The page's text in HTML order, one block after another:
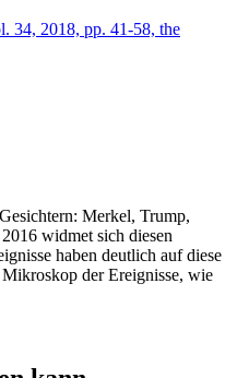
34, 2018, pp. 41-58, the
Merkel, Trump,
widmet sich diesen
haben deutlich auf diese
der Ereignisse, wie